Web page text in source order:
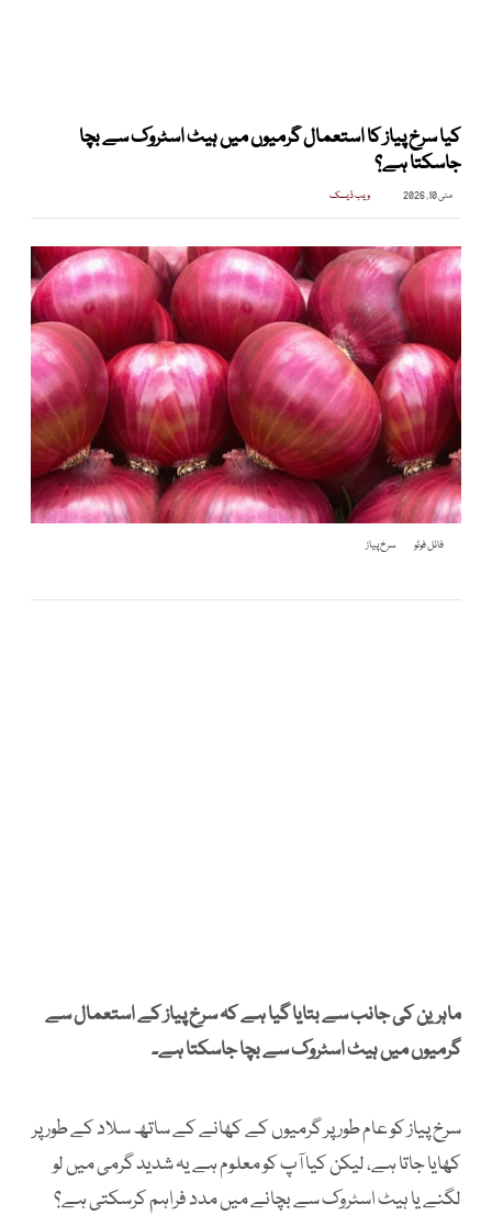
کیا سرخ پیاز کا استعمال گرمیوں میں ہیٹ اسٹروک سے بچا
جاسکتا ہے؟
مئی 10, 2026 ویب ڈیسک
فائل فوٹو سرخ پیاز
ماہرین کی جانب سے بتایا گیا ہے کہ سرخ پیاز کے استعمال سے
گرمیوں میں ہیٹ اسٹروک سے بچا جاسکتا ہے۔
سرخ پیاز کو عام طور پر گرمیوں کے کھانے کے ساتھ سلاد کے طور پر
کھایا جاتا ہے، لیکن کیا آپ کو معلوم ہے یہ شدید گرمی میں لو
لگنے یا ہیٹ اسٹروک سے بچانے میں مدد فراہم کرسکتی ہے؟